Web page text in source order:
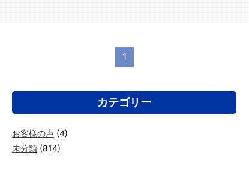
1
カテゴリー
お客様の声 (4)
未分類 (814)